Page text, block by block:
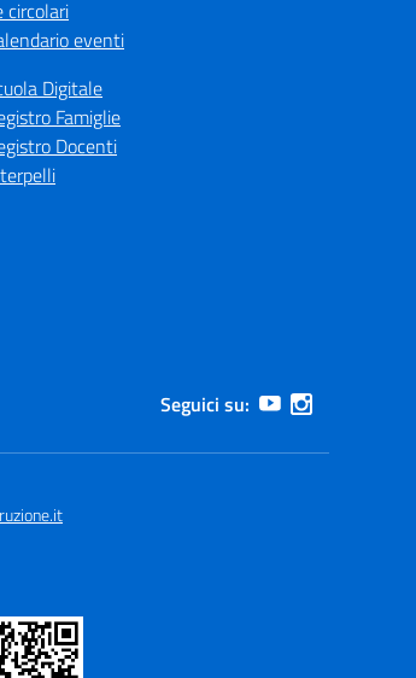
circolari
eventi
Digitale
Famiglie
Docenti
Seguici su: